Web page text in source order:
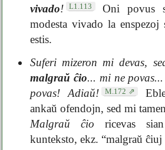
vivado! L1.113
Oni povus
modesta vivado la enspezoj
estis.
Suferi mizeron mi devas,
malgraŭ ĉio... mi ne
povas! Adiaŭ!
M.172
ankaŭ ofendojn, sed mi
Malgraŭ ĉio ricevas
kunteksto, ekz. “malgraŭ ĉiuj